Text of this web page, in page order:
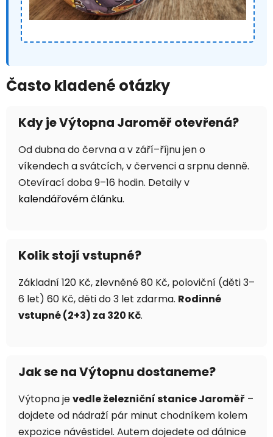
Často kladené otázky
Kdy je Výtopna Jaroměř otevřená?
Od dubna do června a v září–říjnu jen o
víkendech a svátcích, v červenci a srpnu denně.
Otevírací doba 9–16 hodin. Detaily v
kalendářovém článku.
Kolik stojí vstupné?
Základní 120 Kč, zlevněné 80 Kč, poloviční (děti 3–
6 let) 60 Kč, děti do 3 let zdarma. Rodinné
vstupné (2+3) za 320 Kč.
Jak se na Výtopnu dostaneme?
Výtopna jevedle železniční stanice Jaroměř –
dojdete od nádraží pár minut chodníkem kolem
expozice návěstidel. Autem dojedete od dálnice